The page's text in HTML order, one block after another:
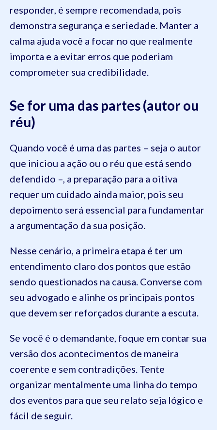
responder, é sempre recomendada, pois
demonstra segurança e seriedade. Manter a
calma ajuda você a focar no que realmente
importa e a evitar erros que poderiam
comprometer sua credibilidade.
Se for uma das partes (autor ou
réu)
Quando você é uma das partes – seja o autor
que iniciou a ação ou o réu que está sendo
defendido –, a preparação para a oitiva
requer um cuidado ainda maior, pois seu
depoimento será essencial para fundamentar
a argumentação da sua posição.
Nesse cenário, a primeira etapa é ter um
entendimento claro dos pontos que estão
sendo questionados na causa. Converse com
seu advogado e alinhe os principais pontos
que devem ser reforçados durante a escuta.
Se você é o demandante, foque em contar sua
versão dos acontecimentos de maneira
coerente e sem contradições. Tente
organizar mentalmente uma linha do tempo
dos eventos para que seu relato seja lógico e
fácil de seguir.